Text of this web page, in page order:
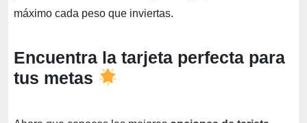
máximo cada peso que inviertas.
Encuentra la tarjeta perfecta para
tus metas